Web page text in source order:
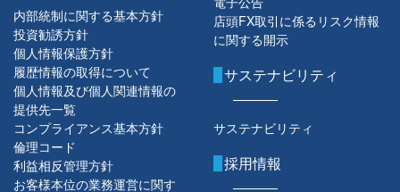
店頭FX取引に係るリスク情報
に関する開示
内部統制に関する基本方針
投資勧誘方針
個人情報保護方針
履歴情報の取得について
個人情報及び個人関連情報の
提供先一覧
コンプライアンス基本方針
倫理コード
利益相反管理方針
お客様本位の業務運営に関す
サステナビリティ
サステナビリティ
採用情報